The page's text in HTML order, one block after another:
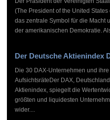
(The President of the United States
das zentrale Symbol für die Macht
der amerikanischen Demokratie. Als
Der Deutsche Aktienindex
Die 30 DAX-Unternehmen und
AufsichtsräteDer DAX,
Aktienindex, spiegelt die
größten und liquidesten
wider....